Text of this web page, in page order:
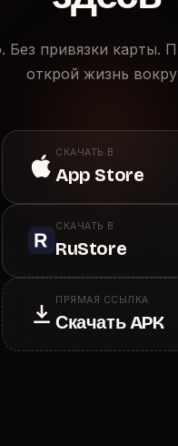
Без привязки карты.
открой жизнь
СКАЧАТЬ В
App Store
СКАЧАТЬ В
RuStore
ПРЯМАЯ ССЫЛКА
Скачать APK